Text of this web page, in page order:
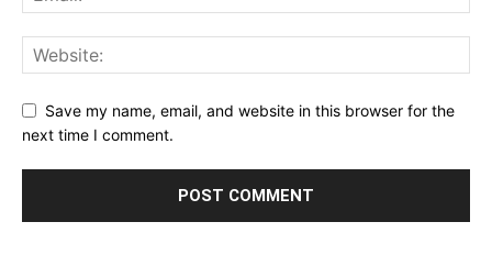
Save my name, email, and website in this browser for the
next time I comment.